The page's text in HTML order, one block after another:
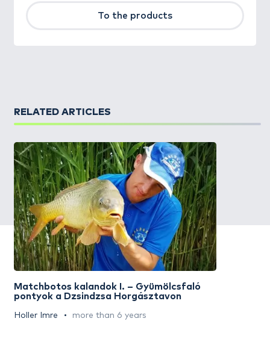
To the products
RELATED ARTICLES
Matchbotos kalandok I. – Gyümölcsfaló
pontyok a Dzsindzsa Horgásztavon
Holler Imre more than 6 years